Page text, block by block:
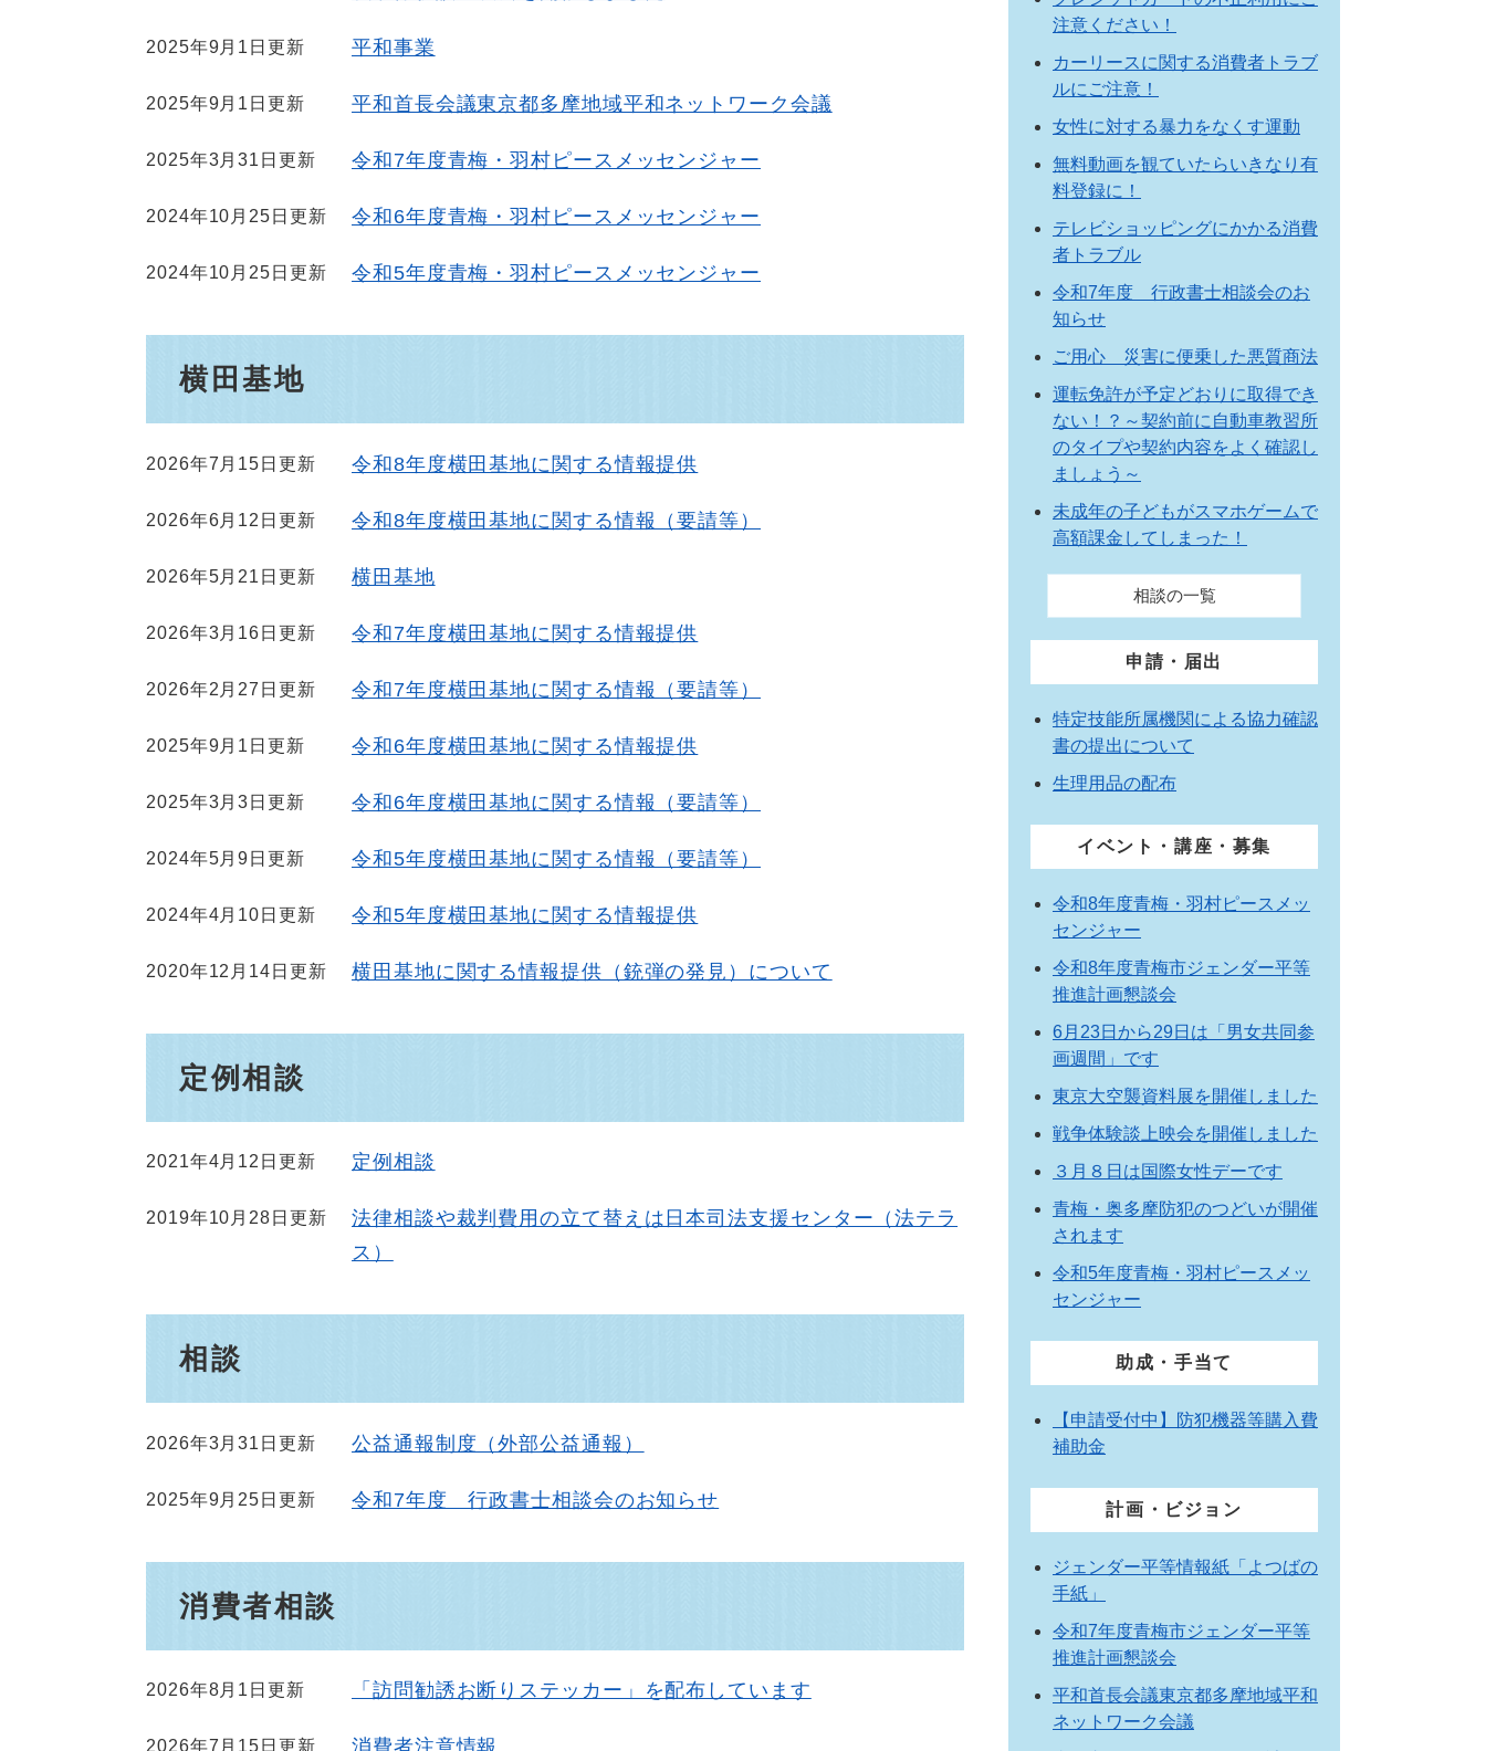
2025年9月1日更新 平和事業
2025年9月1日更新 平和首長会議東京都多摩地域平和ネットワーク会議
2025年3月31日更新 令和7年度青梅・羽村ピースメッセンジャー
2024年10月25日更新 令和6年度青梅・羽村ピースメッセンジャー
2024年10月25日更新 令和5年度青梅・羽村ピースメッセンジャー
横田基地
2026年7月15日更新 令和8年度横田基地に関する情報提供
2026年6月12日更新 令和8年度横田基地に関する情報（要請等）
2026年5月21日更新 横田基地
2026年3月16日更新 令和7年度横田基地に関する情報提供
2026年2月27日更新 令和7年度横田基地に関する情報（要請等）
2025年9月1日更新 令和6年度横田基地に関する情報提供
2025年3月3日更新 令和6年度横田基地に関する情報（要請等）
2024年5月9日更新 令和5年度横田基地に関する情報（要請等）
2024年4月10日更新 令和5年度横田基地に関する情報提供
2020年12月14日更新 横田基地に関する情報提供（銃弾の発見）について
定例相談
2021年4月12日更新 定例相談
2019年10月28日更新
法律相談や裁判費用の立て替えは日本司法支援センター（法テラ
ス）
相談
2026年3月31日更新 公益通報制度（外部公益通報）
2025年9月25日更新 令和7年度 行政書士相談会のお知らせ
消費者相談
2026年8月1日更新 「訪問勧誘お断りステッカー」を配布しています
2026年7月15日更新
注意ください！
カーリースに関する消費者トラブ
ルにご注意！
女性に対する暴力をなくす運動
無料動画を観ていたらいきなり有
料登録に！
テレビショッピングにかかる消費
者トラブル
令和7年度 行政書士相談会のお
知らせ
ご用心 災害に便乗した悪質商法
運転免許が予定どおりに取得でき
ない！？～契約前に自動車教習所
のタイプや契約内容をよく確認し
ましょう～
未成年の子どもがスマホゲームで
高額課金してしまった！
相談の一覧
申請・届出
特定技能所属機関による協力確認
書の提出について
生理用品の配布
イベント・講座・募集
令和8年度青梅・羽村ピースメッ
センジャー
令和8年度青梅市ジェンダー平等
推進計画懇談会
6月23日から29日は「男女共同参
画週間」です
東京大空襲資料展を開催しました
戦争体験談上映会を開催しました
３月８日は国際女性デーです
青梅・奥多摩防犯のつどいが開催
されます
令和5年度青梅・羽村ピースメッ
センジャー
助成・手当て
【申請受付中】防犯機器等購入費
補助金
計画・ビジョン
ジェンダー平等情報紙「よつばの
手紙」
令和7年度青梅市ジェンダー平等
推進計画懇談会
平和首長会議東京都多摩地域平和
ネットワーク会議